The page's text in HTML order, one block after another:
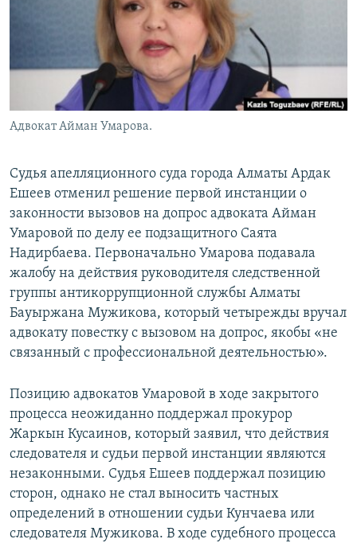
Адвокат Айман Умарова.
Судья апелляционного суда города Алматы Ардак
Ешеев отменил решение первой инстанции о
законности вызовов на допрос адвоката Айман
Умаровой по делу ее подзащитного Саята
Надирбаева. Первоначально Умарова подавала
жалобу на действия руководителя следственной
группы антикоррупционной службы Алматы
Бауыржана Мужикова, который четырежды вручал
адвокату повестку с вызовом на допрос, якобы «не
связанный с профессиональной деятельностью».
Позицию адвокатов Умаровой в ходе закрытого
процесса неожиданно поддержал прокурор
Жаркын Кусаинов, который заявил, что действия
следователя и судьи первой инстанции являются
незаконными. Судья Ешеев поддержал позицию
сторон, однако не стал выносить частных
определений в отношении судьи Кунчаева или
следователя Мужикова. В ходе судебного процесса